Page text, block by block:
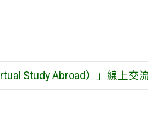
Study Abroad）」線上交